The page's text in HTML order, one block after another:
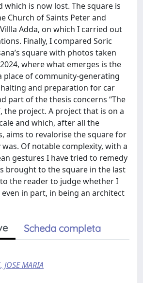
which is now lost. The square is
Church of Saints Peter and
Adda, on which I carried out
Finally, I compared Soric
square with photos taken
where what emerges is the
of community-generating
and preparation for car
part of the thesis concerns “The
the project. A project that is on a
and which, after all the
aims to revalorise the square for
Of notable complexity, with a
gestures I have tried to remedy
brought to the square in the last
the reader to judge whether I
even in part, in being an architect
Scheda completa
JOSE MARIA